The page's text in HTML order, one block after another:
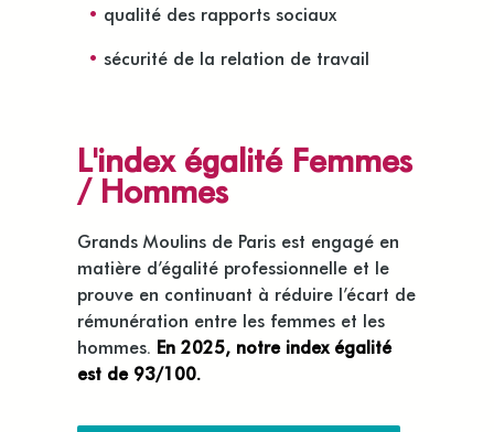
• qualité des rapports sociaux
• sécurité de la relation de travail
L'index égalité Femmes
/ Hommes
Grands Moulins de Paris est engagé en
matière d’égalité professionnelle et le
prouve en continuant à réduire l’écart de
rémunération entre les femmes et les
hommes. En 2025, notre index égalité
est de 93/100.